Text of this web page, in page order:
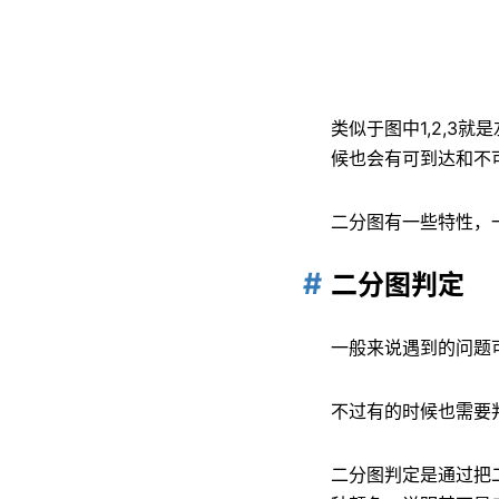
类似于图中1,2,3就
候也会有可到达和不
二分图有一些特性
二分图判定
一般来说遇到的问题
不过有的时候也需
二分图判定是通过